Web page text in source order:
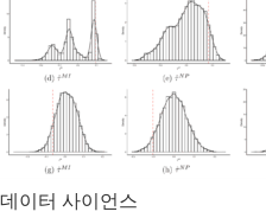
데이터 사이언스